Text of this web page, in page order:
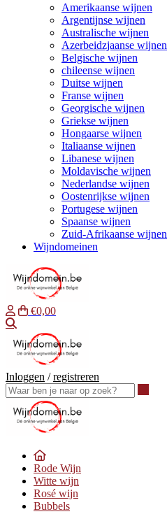
Amerikaanse wijnen
Argentijnse wijnen
Australische wijnen
Azerbeidzjaanse wijnen
Belgische wijnen
chileense wijnen
Duitse wijnen
Franse wijnen
Georgische wijnen
Griekse wijnen
Hongaarse wijnen
Italiaanse wijnen
Libanese wijnen
Moldavische wijnen
Nederlandse wijnen
Oostenrijkse wijnen
Portugese wijnen
Spaanse wijnen
Zuid-Afrikaanse wijnen
Wijndomeinen
€0,00
Inloggen /registreren
Rode Wijn
Witte wijn
Rosé wijn
Bubbels